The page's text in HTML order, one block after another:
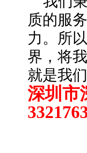
质的服
力。所
界，将
就是我
深圳市